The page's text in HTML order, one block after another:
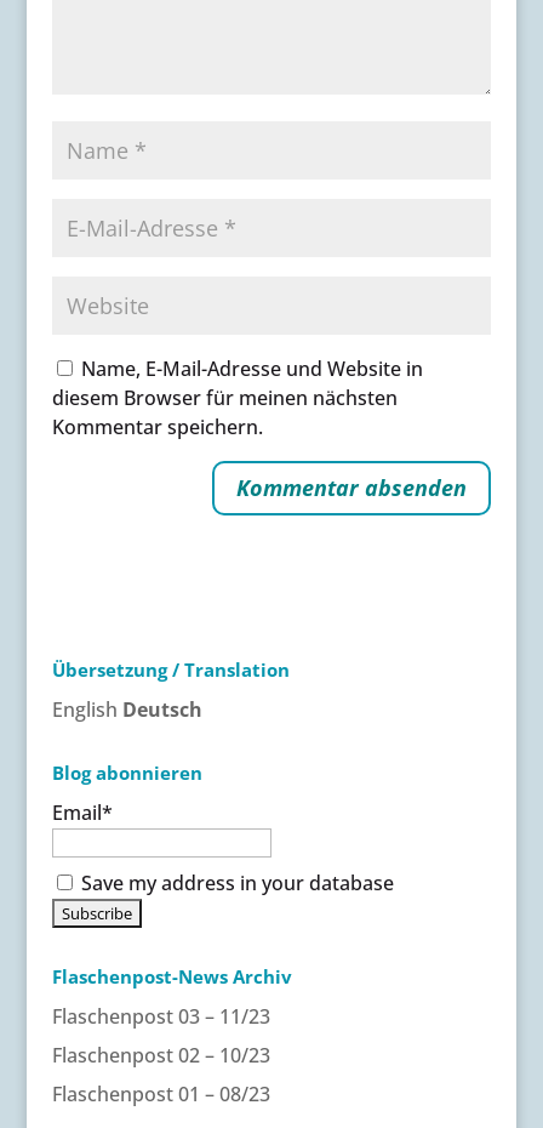
Name, E-Mail-Adresse und Website in
diesem Browser für meinen nächsten
Kommentar speichern.
n
a
i
e
:
Übersetzung / Translation
English Deutsch
Blog abonnieren
Email*
Save my address in your database
Flaschenpost-News Archiv
Flaschenpost 03 – 11/23
Flaschenpost 02 – 10/23
Flaschenpost 01 – 08/23